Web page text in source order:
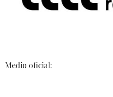
Medio oficial: